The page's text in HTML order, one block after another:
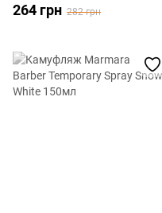
264 грн 282 грн